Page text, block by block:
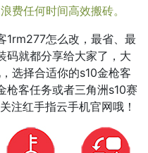
费任何时间高效搬砖。
怎么改，最省、最
码就都分享给大家了，大
选择合适你的s10金枪客
枪客任务或者三角洲s10赛
注红手指云手机官网哦！